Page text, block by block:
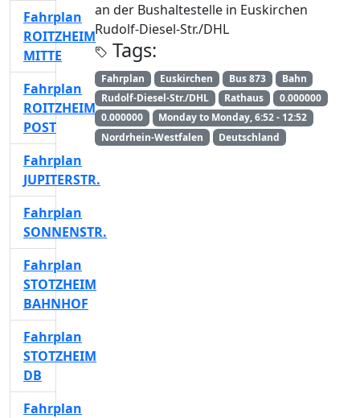
an der Bushaltestelle in Euskirchen
Rudolf-Diesel-Str./DHL
Tags:
Fahrplan Euskirchen Bus 873
Bahn
Rudolf-Diesel-Str./DHL
Rathaus
0.000000
0.000000
Monday to Monday, 6:52 - 12:52
Nordrhein-Westfalen
Deutschland
Fahrplan
ROITZHEIM
MITTE
Fahrplan
ROITZHEIM
POST
Fahrplan
JUPITERSTR.
Fahrplan
SONNENSTR.
Fahrplan
STOTZHEIM
BAHNHOF
Fahrplan
STOTZHEIM
DB
Fahrplan